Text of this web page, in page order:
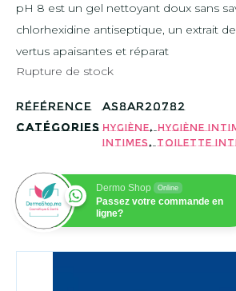
pH 8 est un gel nettoyant doux sans
chlorhexidine antiseptique, un extrait
vertus apaisantes et réparat
Rupture de stock
Référence
AS8AR20782
Catégories Hygiène,Hygiène
intimes,Toilette
Dermo Shop Online
Passez votre commande en
ligne?
ADDAX